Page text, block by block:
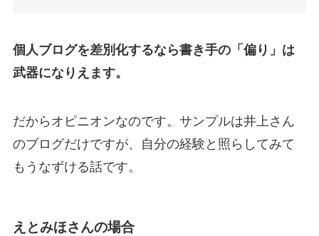
個人ブログを差別化するなら書き手の「偏り」は
武器になりえます。
だからオピニオンなのです。サンプルは井上さん
のブログだけですが、自分の経験と照らしてみて
もうなずける話です。
えとみほさんの場合